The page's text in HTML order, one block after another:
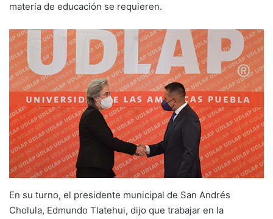
materia de educación se requieren.
En su turno, el presidente municipal de San Andrés
Cholula, Edmundo Tlatehui, dijo que trabajar en la